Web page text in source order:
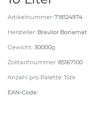
Artikelnummer: 718124974
Hersteller: Bravilor Bonamat
Gewicht: 30000g
Zolltarifnummer: 85167100
Anzahl pro Palette: 1Stk
EAN-Code: